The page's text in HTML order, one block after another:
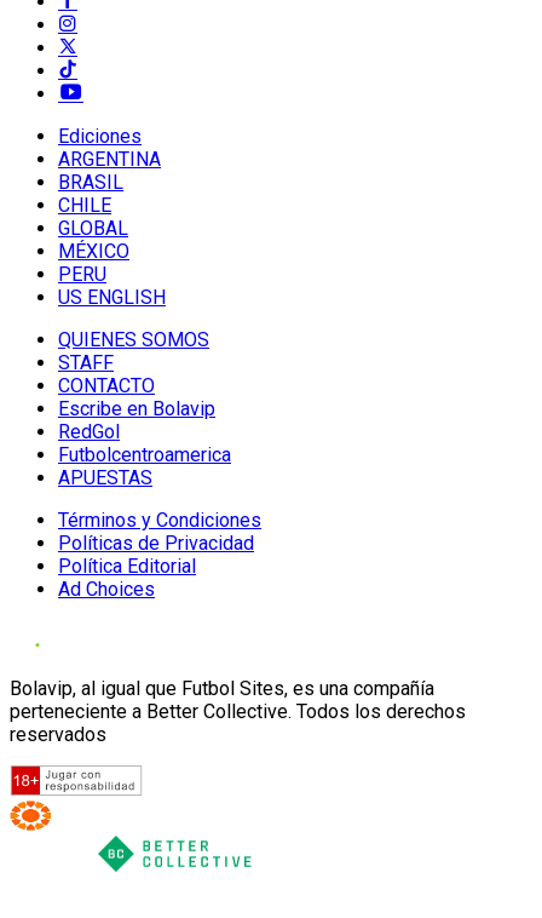
Ediciones
ARGENTINA
BRASIL
CHILE
GLOBAL
MÉXICO
PERU
US ENGLISH
QUIENES SOMOS
STAFF
CONTACTO
Escribe en Bolavip
RedGol
Futbolcentroamerica
APUESTAS
Términos y Condiciones
Políticas de Privacidad
Política Editorial
Ad Choices
Bolavip, al igual que Futbol Sites, es una compañía
perteneciente a Better Collective. Todos los derechos
reservados